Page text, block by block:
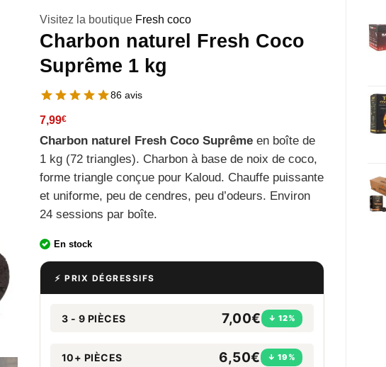
Visitez la boutique Fresh coco
Charbon naturel Fresh Coco
Suprême 1 kg
86 avis
7,99€
Charbon naturel Fresh Coco Suprême en boîte de
1 kg (72 triangles). Charbon à base de noix de coco,
forme triangle conçue pour Kaloud. Chauffe puissante
et uniforme, peu de cendres, peu d’odeurs. Environ
24 sessions par boîte.
En stock
⚡ PRIX DÉGRESSIFS
3 - 9 PIÈCES 7,00€ ↓ 12%
10+ PIÈCES 6,50€ ↓ 19%